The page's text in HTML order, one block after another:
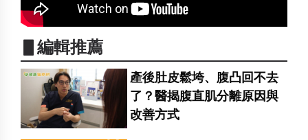
▋編輯推薦
產後肚皮鬆垮、腹凸回不去
了？醫揭腹直肌分離原因與
改善方式